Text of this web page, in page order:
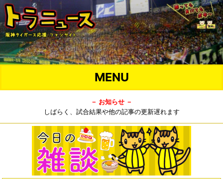
MENU
－ お知らせ －
しばらく、試合結果や他の記事の更新遅れます